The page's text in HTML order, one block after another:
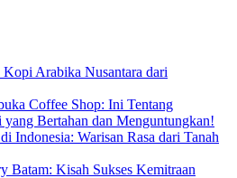
Arabika Nusantara dari
Coffee Shop: Ini Tentang
yang Bertahan dan Menguntungkan!
Indonesia: Warisan Rasa dari Tanah
Batam: Kisah Sukses Kemitraan